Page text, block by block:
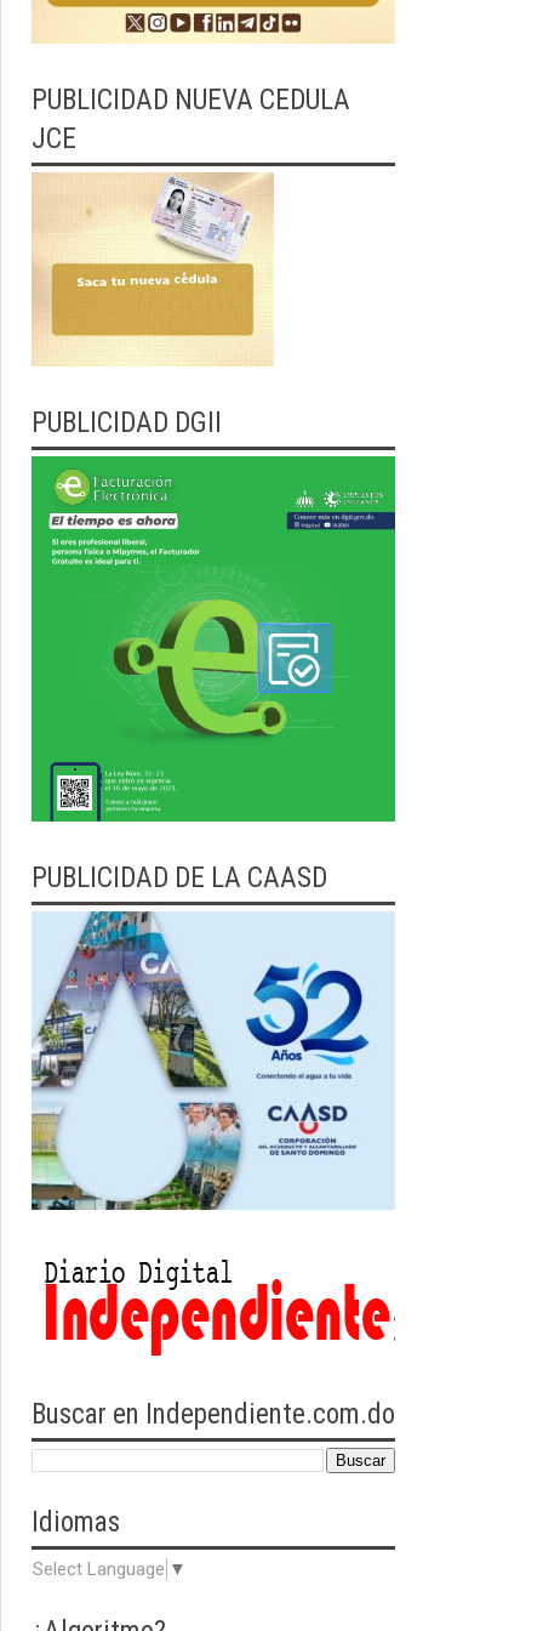
PUBLICIDAD NUEVA CEDULA
JCE
PUBLICIDAD DGII
PUBLICIDAD DE LA CAASD
Buscar en Independiente.com.do
Idiomas
Select Language ▼